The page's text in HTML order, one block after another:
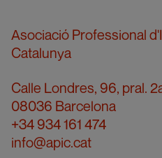
e
g
a
c
Asociació Professional
Catalunya
Calle Londres, 96, pral.
08036 Barcelona
+34 934 161 474
info@apic.cat